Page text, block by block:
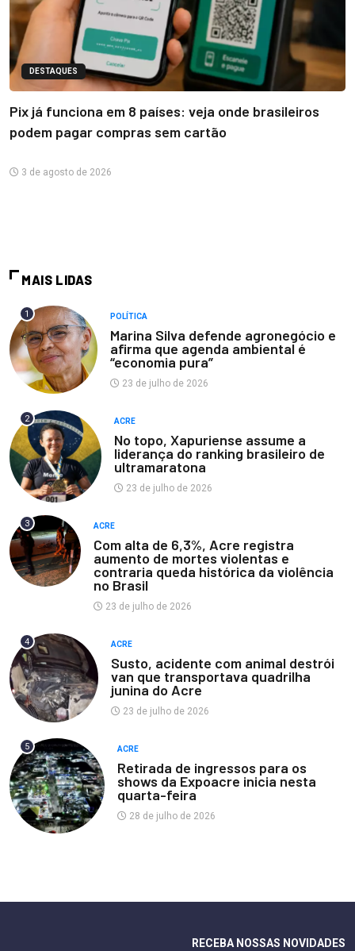
DESTAQUES
Pix já funciona em 8 países: veja onde brasileiros
podem pagar compras sem cartão
3 de agosto de 2026
MAIS LIDAS
1 POLÍTICA
Marina Silva defende agronegócio e
afirma que agenda ambiental é
“economia pura”
23 de julho de 2026
2 ACRE
No topo, Xapuriense assume a
liderança do ranking brasileiro de
ultramaratona
23 de julho de 2026
3 ACRE
Com alta de 6,3%, Acre registra
aumento de mortes violentas e
contraria queda histórica da violência
no Brasil
23 de julho de 2026
4 ACRE
Susto, acidente com animal destrói
van que transportava quadrilha
junina do Acre
23 de julho de 2026
5 ACRE
Retirada de ingressos para os
shows da Expoacre inicia nesta
quarta-feira
28 de julho de 2026
RECEBA NOSSAS NOVIDADES